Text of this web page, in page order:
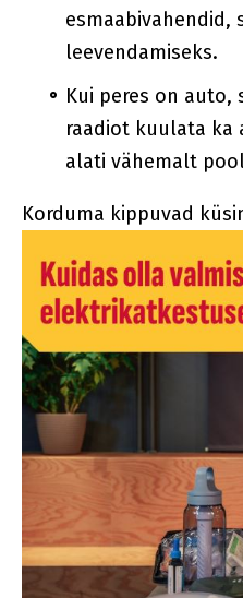
esmaabivahendid,
leevendamiseks.
Kui peres on auto,
raadiot kuulata ka
alati vähemalt
Korduma kippuvad